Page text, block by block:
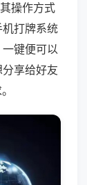
操作方式
打牌系统
键便可以
享给好友